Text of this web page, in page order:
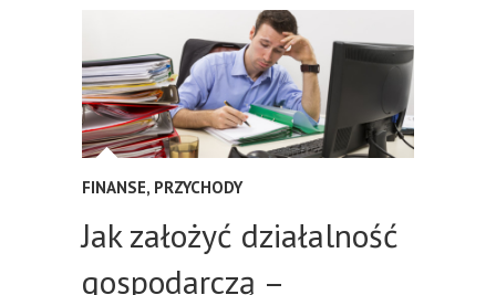
FINANSE, PRZYCHODY
Jak założyć działalność
gospodarczą –